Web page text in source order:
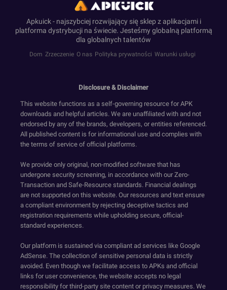
Apkuick - najszybciej rozwijający się sklep z aplikacjami i
platforma dystrybucji na świecie. Jesteśmy globalną platformą
dla globalnych talentów
Dom Zrzeczenie O nas Polityka prywatności Warunki usługi
Disclosure & Disclaimer
This website functions as a self-governing resource for APK
downloads and helpful articles. We are unaffiliated with and not
endorsed by any of the brands, developers, or entities referenced.
All published content is for informational use and complies with
the terms of service of official platforms.
We provide only original, non-modified software that has
undergone security screening, in accordance with our Zero-
Transaction and Safe-Resource standards. Financial dealings
are not supported on this website. Our resources and text ensure
a compliant environment by rejecting deceptive tactics and
registration requirements while upholding secure, official-
standard experiences.
Our platform is sustained via compliant ad services like Google
AdSense. The collection of sensitive personal data is strictly
avoided. Even though we facilitate access to APKs and official
links for user convenience, the website accepts no legal
responsibility for third-party site content or privacy measures. We